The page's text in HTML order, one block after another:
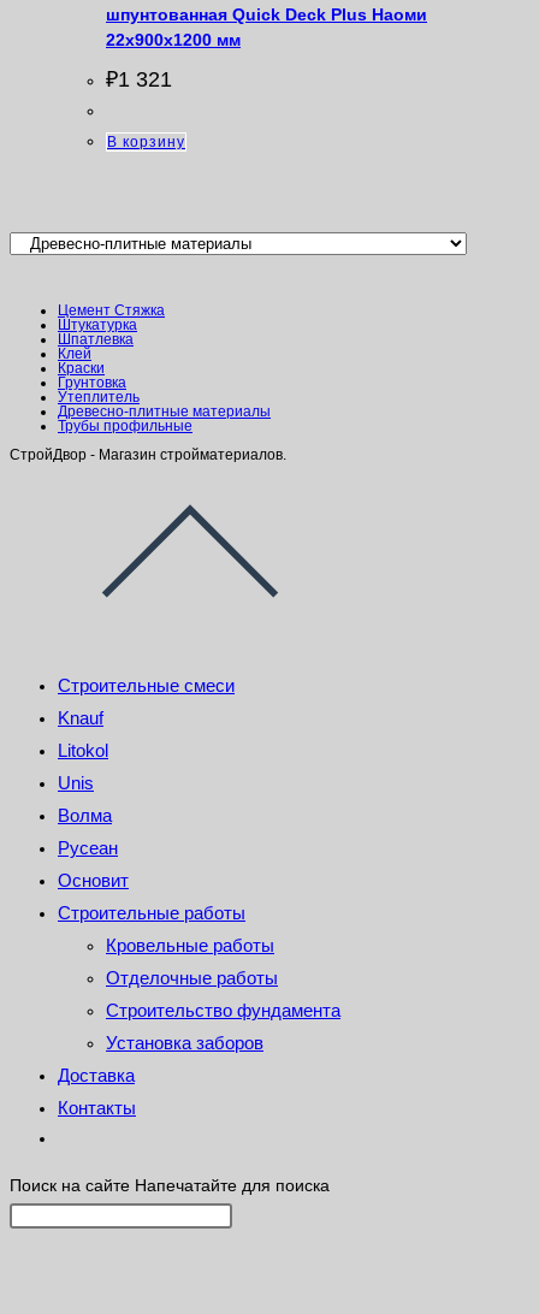
шпунтованная Quick Deck Plus Наоми
22х900х1200 мм
₽1 321
В корзину
Цемент Стяжка
Штукатурка
Шпатлевка
Клей
Краски
Грунтовка
Утеплитель
Древесно-плитные материалы
Трубы профильные
СтройДвор - Магазин стройматериалов.
Строительные смеси
Knauf
Litokol
Unis
Волма
Русеан
Основит
Строительные работы
Кровельные работы
Отделочные работы
Строительство фундамента
Установка заборов
Доставка
Контакты
Поиск на сайте Напечатайте для поиска